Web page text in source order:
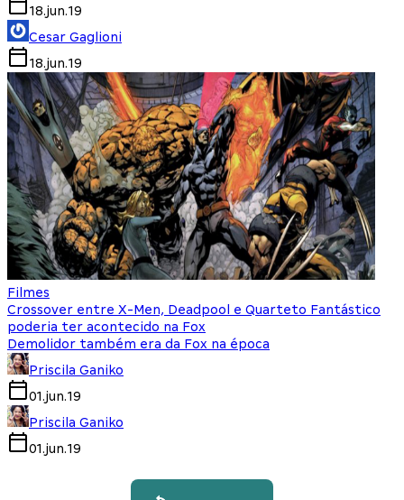
18.jun.19
Cesar Gaglioni
18.jun.19
Filmes
Crossover entre X-Men, Deadpool e Quarteto Fantástico
poderia ter acontecido na Fox
Demolidor também era da Fox na época
Priscila Ganiko
01.jun.19
Priscila Ganiko
01.jun.19